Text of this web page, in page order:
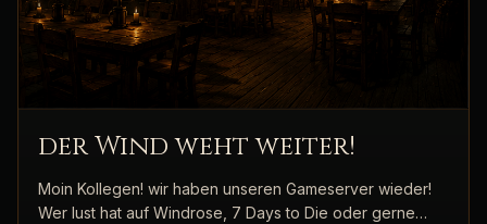
der Wind weht weiter!
Moin Kollegen! wir haben unseren Gameserver wieder!
Wer lust hat auf Windrose, 7 Days to Die oder gerne…